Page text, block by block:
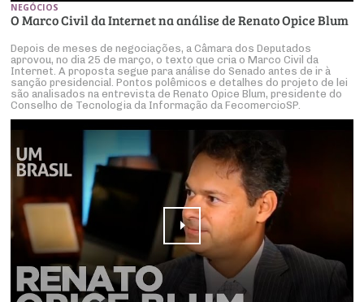
NEGÓCIOS
O Marco Civil da Internet na análise de Renato Opice Blum
Depois de meses de negociações, a Câmara dos Deputados
aprovou, no dia 25 de março, o texto que cria o Marco Civil da
Internet. A proposta segue para análise do Senado antes de ir à
sanção presidencial. Pontos polêmicos e detalhes do projeto de lei
são analisados na entrevista de Renato Opice Blum, presidente do
Conselho de Tecnologia da Informação da FecomercioSP.